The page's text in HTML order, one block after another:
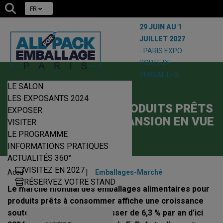
FR
29 JUIN AU 1
JUILLET 2027
- PARIS EXPO
PORTE DE
VERSAILLES
LE SALON
LES EXPOSANTS 2024
EXPOSER
VISITER
LE PROGRAMME
INFORMATIONS PRATIQUES
ACTUALITÉS 360°
VISITEZ EN 2027
RÉSERVEZ VOTRE STAND
EMBALLAGES DES PRODUITS PRÊTS
À CONSOMMER : EXPANSION EN VUE
Accueil | Actualités | Emballages-Marché
Le marché mondial des emballages alimentaires pour
produits prêts à consommer affiche une croissance
soutenue et devrait progresser de 6,3 % par an d’ici